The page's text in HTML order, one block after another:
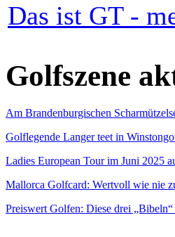
Das ist GT -
Golfszene
Am Brandenburgischen
Golflegende Langer teet in
Ladies European Tour im Juni 2025
Mallorca Golfcard: Wertvoll wie nie
Preiswert Golfen: Diese drei